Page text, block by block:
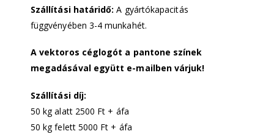
Szállítási határidő: A gyártókapacitás
függvényében 3-4 munkahét.
A vektoros céglogót a pantone színek
megadásával együtt e-mailben várjuk!
Szállítási díj:
50 kg alatt 2500 Ft + áfa
50 kg felett 5000 Ft + áfa